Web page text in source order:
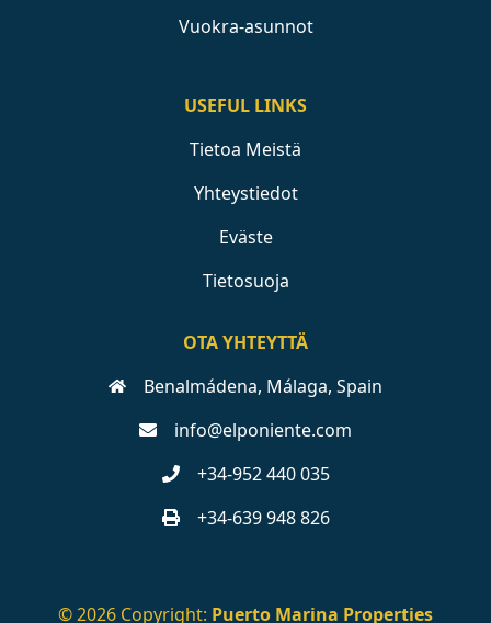
Vuokra-asunnot
USEFUL LINKS
Tietoa Meistä
Yhteystiedot
Eväste
Tietosuoja
OTA YHTEYTTÄ
Benalmádena, Málaga, Spain
info@elponiente.com
+34-952 440 035
+34-639 948 826
© 2026 Copyright: Puerto Marina Properties